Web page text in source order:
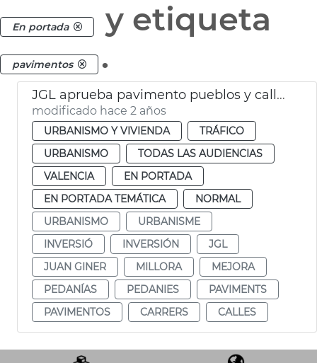
En portada y etiqueta
pavimentos .
JGL aprueba pavimento pueblos y calles València
modificado hace 2 años
URBANISMO Y VIVIENDA
TRÁFICO
URBANISMO
TODAS LAS AUDIENCIAS
VALENCIA
EN PORTADA
EN PORTADA TEMÁTICA
NORMAL
URBANISMO
URBANISME
INVERSIÓ
INVERSIÓN
JGL
JUAN GINER
MILLORA
MEJORA
PEDANÍAS
PEDANIES
PAVIMENTS
PAVIMENTOS
CARRERS CALLES